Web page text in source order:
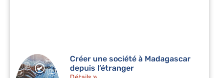
Créer une société à Madagascar
depuis l’étranger